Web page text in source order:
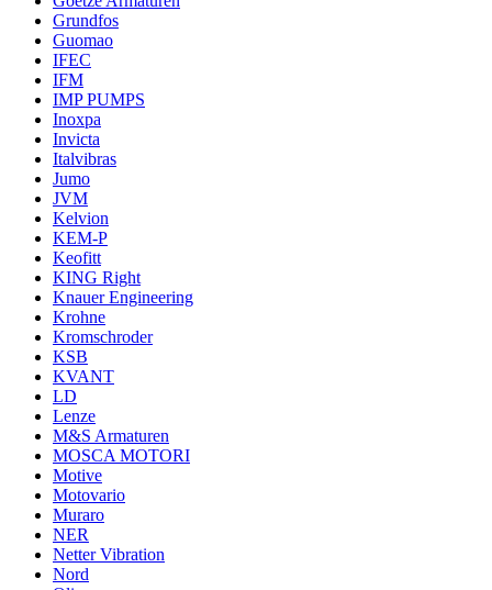
Grundfos
Guomao
IFEC
IFM
IMP PUMPS
Inoxpa
Invicta
Italvibras
Jumo
JVM
Kelvion
KEM-P
Keofitt
KING Right
Knauer Engineering
Krohne
Kromschroder
KSB
KVANT
LD
Lenze
M&S Armaturen
MOSCA MOTORI
Motive
Motovario
Muraro
NER
Netter Vibration
Nord